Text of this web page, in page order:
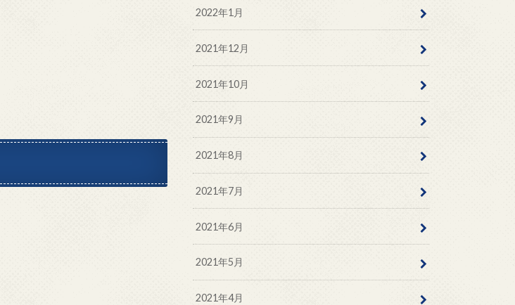
2022年1月
2021年12月
2021年10月
2021年9月
2021年8月
2021年7月
2021年6月
2021年5月
2021年4月